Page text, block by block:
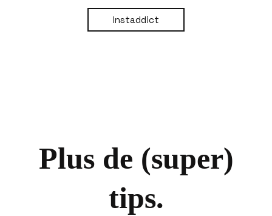
Instaddict
Plus de (super)
tips.